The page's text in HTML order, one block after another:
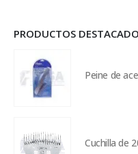
PRODUCTOS
Peine de
Cuchilla de